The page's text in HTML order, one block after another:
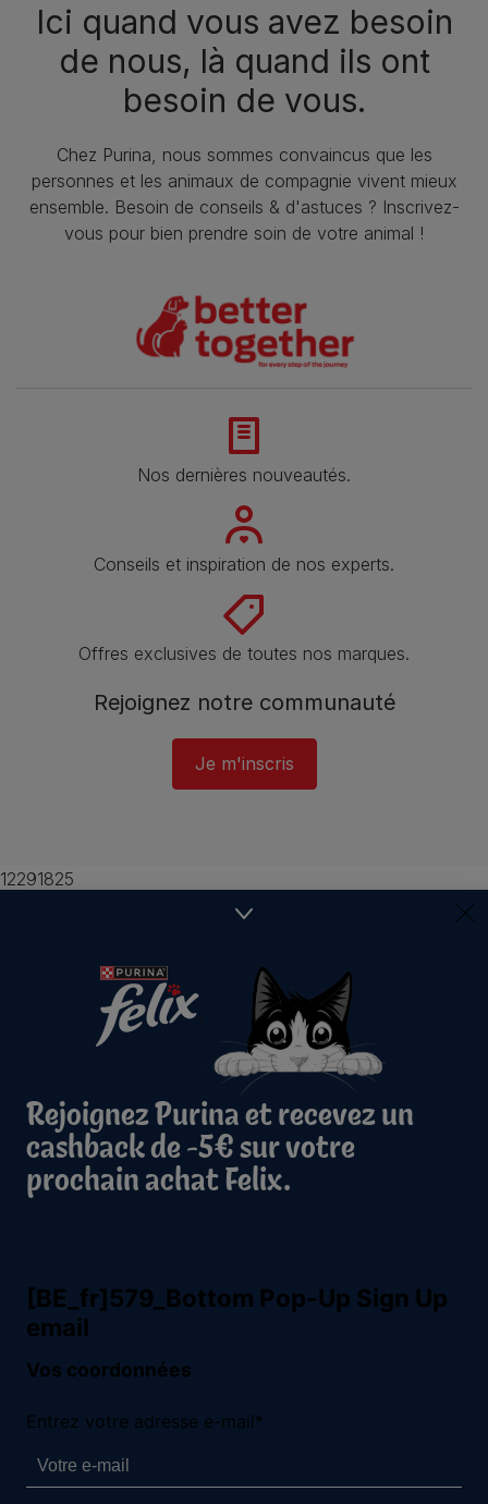
Ici quand vous avez besoin
de nous, là quand ils ont
besoin de vous.
Chez Purina, nous sommes convaincus que les
personnes et les animaux de compagnie vivent mieux
ensemble. Besoin de conseils & d'astuces ? Inscrivez-
vous pour bien prendre soin de votre animal !
Nos dernières nouveautés.
Conseils et inspiration de nos experts.
Offres exclusives de toutes nos marques.
Rejoignez notre communauté
Je m'inscris
12291825
Rejoignez Purina et recevez un
cashback de -5€ sur votre
prochain achat Felix.